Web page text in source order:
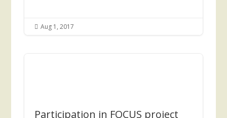
 Aug 1, 2017
Participation in FOCUS project